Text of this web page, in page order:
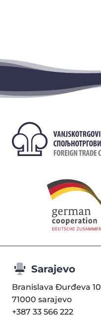
Sarajevo
Branislava Đurđeva 10
71000 sarajevo
+387 33 566 222